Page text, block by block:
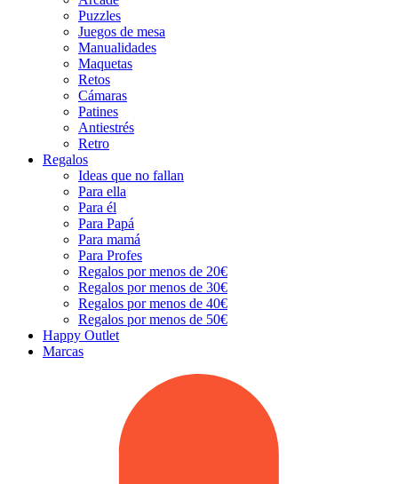
Puzzles
Juegos de mesa
Manualidades
Maquetas
Retos
Cámaras
Patines
Antiestrés
Retro
Regalos
Ideas que no fallan
Para ella
Para él
Para Papá
Para mamá
Para Profes
Regalos por menos de 20€
Regalos por menos de 30€
Regalos por menos de 40€
Regalos por menos de 50€
Happy Outlet
Marcas